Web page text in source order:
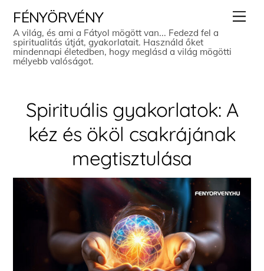
content
FÉNYÖRVÉNY
A világ, és ami a Fátyol mögött van... Fedezd fel a
spiritualitás útját, gyakorlatait. Használd őket
mindennapi életedben, hogy meglásd a világ mögötti
mélyebb valóságot.
Spirituális gyakorlatok: A
kéz és ököl csakrájának
megtisztulása